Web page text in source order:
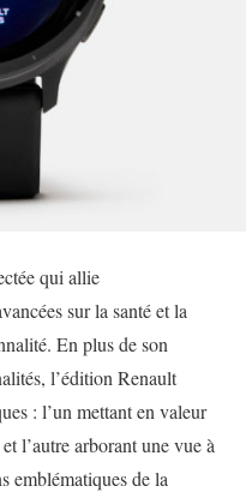
qui allie
sur la santé et la
En plus de son
l’édition Renault
: l’un mettant en valeur
l’autre arborant une vue à
emblématiques de la